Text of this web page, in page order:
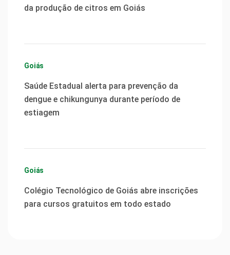
da produção de citros em Goiás
Goiás
Saúde Estadual alerta para prevenção da
dengue e chikungunya durante período de
estiagem
Goiás
Colégio Tecnológico de Goiás abre inscrições
para cursos gratuitos em todo estado